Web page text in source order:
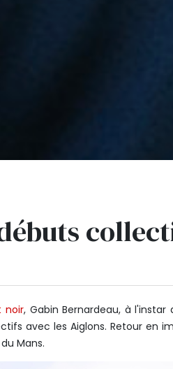
noir, Gabin Bernardeau, à l'instar
avec les Aiglons. Retour en
Mans.